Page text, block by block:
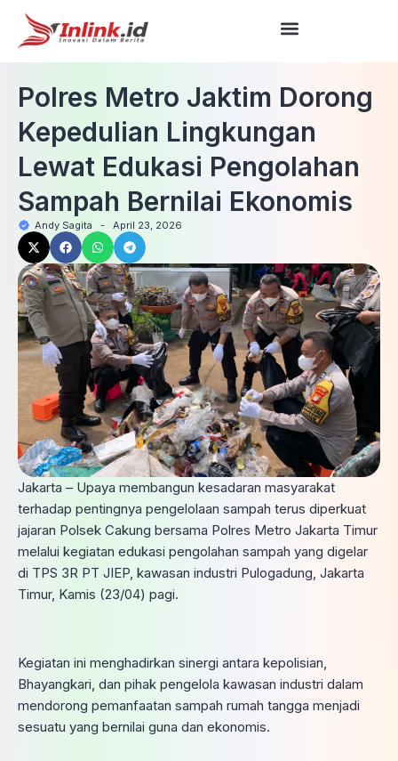
Polres Metro Jaktim Dorong
Kepedulian Lingkungan
Lewat Edukasi Pengolahan
Sampah Bernilai Ekonomis
Andy Sagita - April 23, 2026
Jakarta – Upaya membangun kesadaran masyarakat
terhadap pentingnya pengelolaan sampah terus diperkuat
jajaran Polsek Cakung bersama Polres Metro Jakarta Timur
melalui kegiatan edukasi pengolahan sampah yang digelar
di TPS 3R PT JIEP, kawasan industri Pulogadung, Jakarta
Timur, Kamis (23/04) pagi.
Kegiatan ini menghadirkan sinergi antara kepolisian,
Bhayangkari, dan pihak pengelola kawasan industri dalam
mendorong pemanfaatan sampah rumah tangga menjadi
sesuatu yang bernilai guna dan ekonomis.